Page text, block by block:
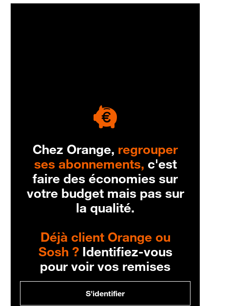
Chez Orange, regrouper
ses abonnements, c'est
faire des économies sur
votre budget mais pas sur
la qualité.
Déjà client Orange ou
Sosh ?Identifiez-vous
pour voir vos remises
S'identifier